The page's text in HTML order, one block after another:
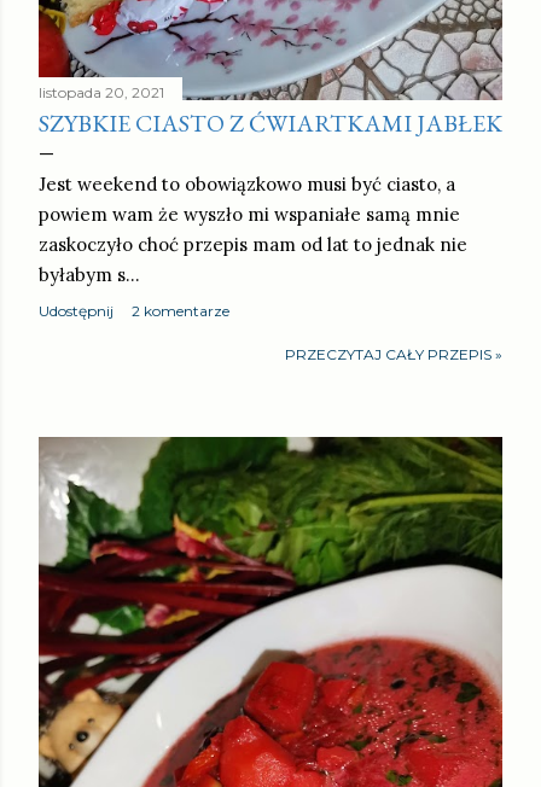
listopada 20, 2021
SZYBKIE CIASTO Z ĆWIARTKAMI JABŁEK
Jest weekend to obowiązkowo musi być ciasto, a
powiem wam że wyszło mi wspaniałe samą mnie
zaskoczyło choć przepis mam od lat to jednak nie
byłabym s…
Udostępnij 2 komentarze
PRZECZYTAJ CAŁY PRZEPIS »